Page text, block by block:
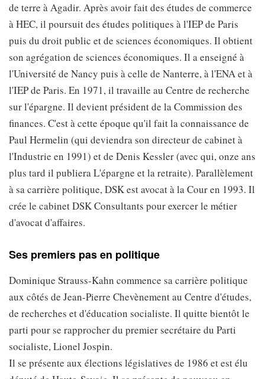
de terre à Agadir. Après avoir fait des études de commerce
à HEC, il poursuit des études politiques à l'IEP de Paris
puis du droit public et de sciences économiques. Il obtient
son agrégation de sciences économiques. Il a enseigné à
l'Université de Nancy puis à celle de Nanterre, à l'ENA et à
l'IEP de Paris. En 1971, il travaille au Centre de recherche
sur l'épargne. Il devient président de la Commission des
finances. C'est à cette époque qu'il fait la connaissance de
Paul Hermelin (qui deviendra son directeur de cabinet à
l'Industrie en 1991) et de Denis Kessler (avec qui, onze ans
plus tard il publiera L'épargne et la retraite). Parallèlement
à sa carrière politique, DSK est avocat à la Cour en 1993. Il
crée le cabinet DSK Consultants pour exercer le métier
d'avocat d'affaires.
Ses premiers pas en politique
Dominique Strauss-Kahn commence sa carrière politique
aux côtés de Jean-Pierre Chevènement au Centre d'études,
de recherches et d'éducation socialiste. Il quitte bientôt le
parti pour se rapprocher du premier secrétaire du Parti
socialiste, Lionel Jospin.
Il se présente aux élections législatives de 1986 et est élu